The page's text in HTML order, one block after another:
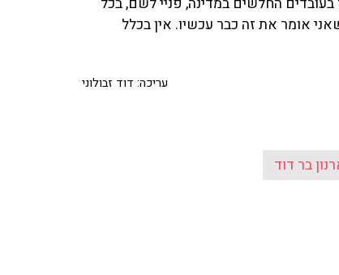
אומר את זה כבר עכשיו. אין בכלל
עריכה: דוד זבולוני
בר דוד